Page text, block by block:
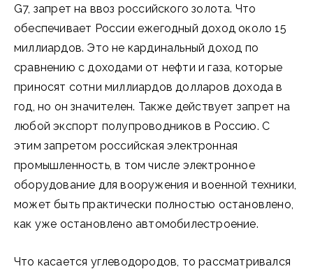
G7, запрет на ввоз российского золота. Что
обеспечивает России ежегодный доход около 15
миллиардов. Это не кардинальный доход по
сравнению с доходами от нефти и газа, которые
приносят сотни миллиардов долларов дохода в
год, но он значителен. Также действует запрет на
любой экспорт полупроводников в Россию. С
этим запретом российская электронная
промышленность, в том числе электронное
оборудование для вооружения и военной техники,
может быть практически полностью остановлено,
как уже остановлено автомобилестроение.
Что касается углеводородов, то рассматривался